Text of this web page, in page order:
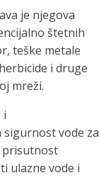
je njegova
štetnih
teške metale
i druge
mreži.
i
vode za
prisutnost
ulazne vode i